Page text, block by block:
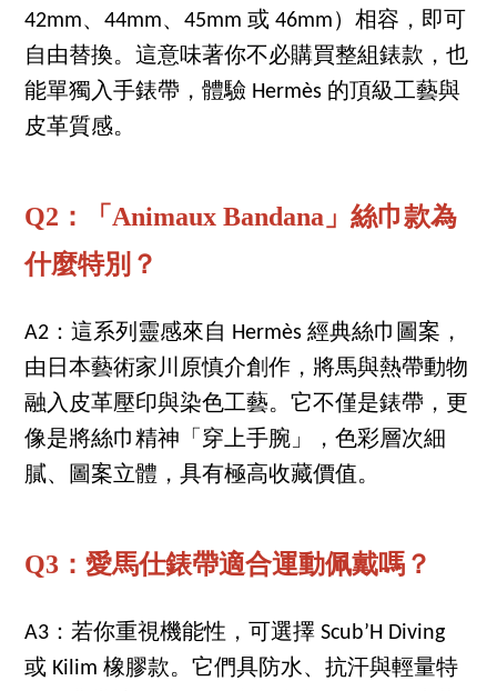
42mm、44mm、45mm 或 46mm）相容，即可
自由替換。這意味著你不必購買整組錶款，也
能單獨入手錶帶，體驗 Hermès 的頂級工藝與
皮革質感。
Q2：「Animaux Bandana」絲巾款為
什麼特別？
A2：這系列靈感來自 Hermès 經典絲巾圖案，
由日本藝術家川原慎介創作，將馬與熱帶動物
融入皮革壓印與染色工藝。它不僅是錶帶，更
像是將絲巾精神「穿上手腕」，色彩層次細
膩、圖案立體，具有極高收藏價值。
Q3：愛馬仕錶帶適合運動佩戴嗎？
A3：若你重視機能性，可選擇 Scub’H Diving
或 Kilim 橡膠款。它們具防水、抗汗與輕量特